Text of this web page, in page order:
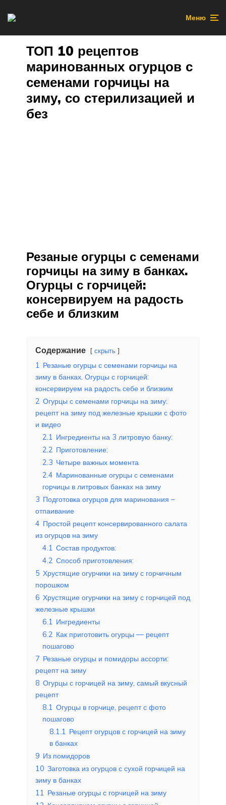
Меню
ТОП 10 рецептов
маринованных огурцов с
семенами горчицы на
зиму, со стерилизацией и
без
Резаные огурцы с семенами
горчицы на зиму в банках.
Огурцы с горчицей:
консервируем на радость
себе и близким
Содержание скрыть
1 Резаные огурцы с семенами горчицы на
зиму в банках. Огурцы с горчицей:
консервируем на радость себе и близким
2 Огурцы с семенами горчицы на зиму:
рецепт на зиму под железные крышки с фото
и видео
2.1 Ингредиенты на 3 литровую банку:
2.2 Приготовление:
2.3 Четыре важных момента
2.4 Маринованные огурцы с семенами
горчицы в литровых банках на зиму
3 Подготовка огурцов для маринования –
отпаивание
4 Простой рецепт консервированного салата
из огурцов на зиму
4.1 Состав продуктов:
4.2 Способ приготовления:
5 Хрустящие огурчики на зиму с горчичным
порошком
6 Хрустящие огурчики на зиму с горчицей под
железные крышки
6.1 Ингредиенты
6.2 Как приготовить огурцы — рецепт
пошагово
7 Резаные огурцы и помидоры ассорти:
рецепт на зиму
8 Огурцы с горчицей на зиму, самый вкусный
рецепт
8.1 Огурцы в горчице, рецепт с фото
пошагово
8.1.1 Рецепт огурцов с горчицей на зиму
в банках
9 Из помидоров
10 Заготовка из огурцов с сухой горчицей на
зиму в банках
11 Резаные огурцы с горчицей на зиму